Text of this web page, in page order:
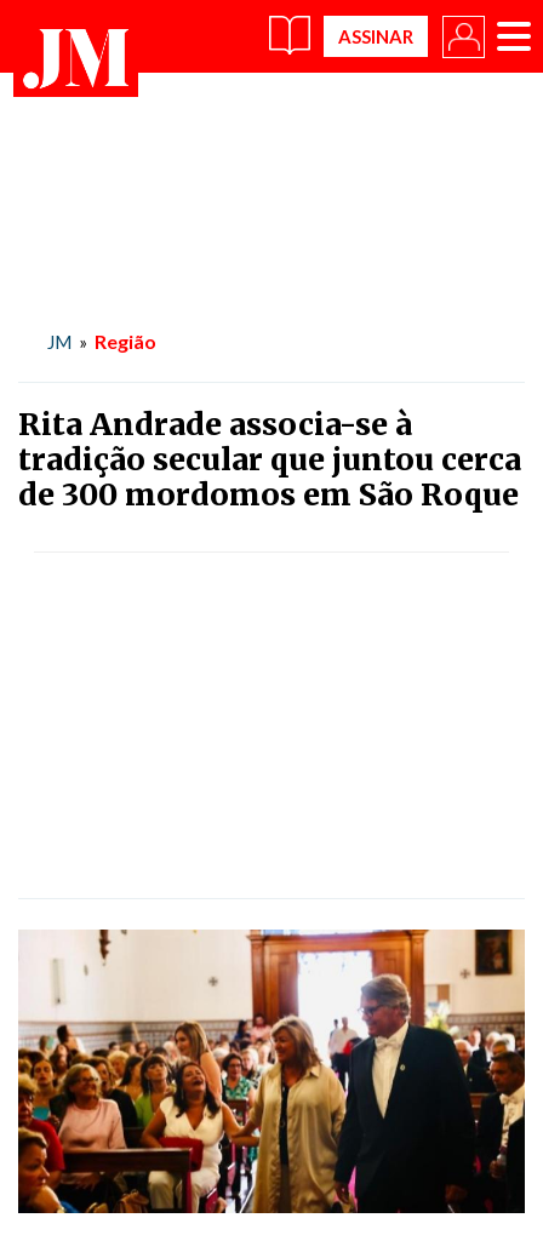
×
JM » Região
Rita Andrade associa-se à
tradição secular que juntou cerca
de 300 mordomos em São Roque